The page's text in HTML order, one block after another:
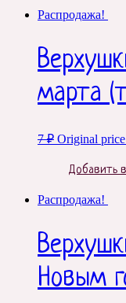
Распродажа!
марта
7₽ Original
Добавить
Распродажа!
Новым